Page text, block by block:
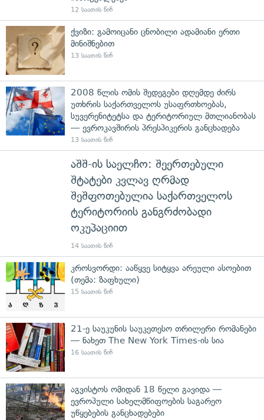
12 საათის წინ
ქვიზი: გამოიცანი ცნობილი ადამიანი ერთი
მინიშნებით
13 საათის წინ
2008 წლის ომის შედეგები დღემდე ძირს
უთხრის საქართველოს უსაფრთხოებას,
სუვერენიტეტსა და ტერიტორიულ მთლიანობას
— ევროკავშირის პრესპიკერის განცხადება
13 საათის წინ
აშშ-ის საელჩო: შეერთებული
შტატები კვლავ ღრმად
შეშფოთებულია საქართველოს
ტერიტორიის განგრძობადი
ოკუპაციით
14 საათის წინ
კროსვორდი: ააწყვე სიტყვა არეული ასოებით
(თემა: ზაფხული)
15 საათის წინ
21-ე საუკუნის საუკეთესო თრილერი რომანები
— ნახეთ The New York Times-ის სია
16 საათის წინ
აგვისტოს ომიდან 18 წელი გავიდა —
ევროპული სახელმწიფოების საგარეო
უწყებების განცხადებები